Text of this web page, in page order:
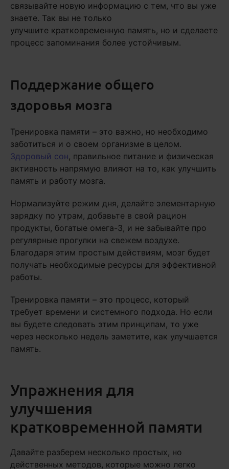
связывайте новую информацию с тем, что вы уже
знаете. Так вы не только
улучшите кратковременную память, но и сделаете
процесс запоминания более устойчивым.
Поддержание общего
здоровья мозга
Тренировка памяти – это важно, но необходимо
заботиться и о своем организме в целом.
Здоровый сон, правильное питание и физическая
активность напрямую влияют на то, как улучшить
память и работу мозга.
Нормализуйте режим дня, делайте элементарную
зарядку по утрам, добавьте в свой рацион
продукты, богатые омега-3, и не забывайте про
регулярные прогулки на свежем воздухе.
Благодаря этим простым действиям, мозг будет
получать необходимые ресурсы для эффективной
работы.
Тренировка памяти – это процесс, который
требует времени и системного подхода. Но если
вы будете следовать этим принципам, то уже
через несколько недель заметите, как улучшается
память.
Упражнения для
улучшения
кратковременной памяти
Давайте разберем несколько простых, но
действенных методов, которые можно легко